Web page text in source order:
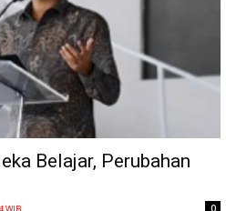
Belajar, Perubahan
WIB 0